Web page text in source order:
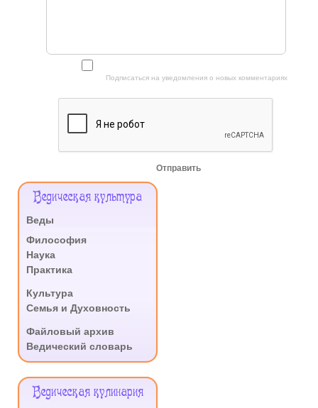
Подписаться на уведомления о новых комментариях
Отправить
Меню
Ведическая культура
Веды
Философия
Наука
Практика
Культура
Семья и Духовность
Файловый архив
Ведический словарь
Ведическая кулинария